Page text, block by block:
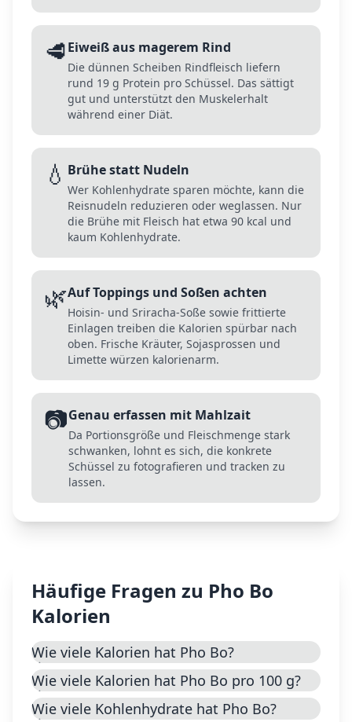
🥩Eiweiß aus magerem Rind
Die dünnen Scheiben Rindfleisch liefern
rund 19 g Protein pro Schüssel. Das sättigt
gut und unterstützt den Muskelerhalt
während einer Diät.
💧 Brühe statt Nudeln
Wer Kohlenhydrate sparen möchte, kann die
Reisnudeln reduzieren oder weglassen. Nur
die Brühe mit Fleisch hat etwa 90 kcal und
kaum Kohlenhydrate.
🌿Auf Toppings und Soßen achten
Hoisin- und Sriracha-Soße sowie frittierte
Einlagen treiben die Kalorien spürbar nach
oben. Frische Kräuter, Sojasprossen und
Limette würzen kalorienarm.
📷Genau erfassen mit Mahlzait
Da Portionsgröße und Fleischmenge stark
schwanken, lohnt es sich, die konkrete
Schüssel zu fotografieren und tracken zu
lassen.
Häufige Fragen zu Pho Bo
Kalorien
Wie viele Kalorien hat Pho Bo?
Wie viele Kalorien hat Pho Bo pro 100 g?
Wie viele Kohlenhydrate hat Pho Bo?